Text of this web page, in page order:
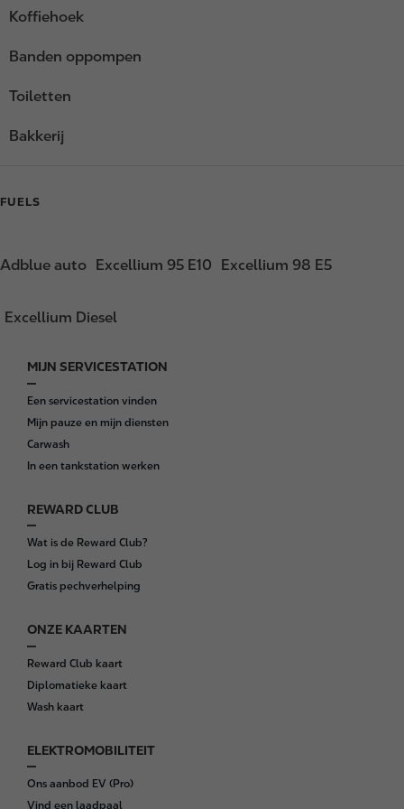
Koffiehoek
Banden oppompen
Toiletten
Bakkerij
FUELS
Adblue auto Excellium 95 E10 Excellium 98 E5
Excellium Diesel
F
o
o
t
e
MIJN SERVICESTATION
Een servicestation vinden
Mijn pauze en mijn diensten
Carwash
In een tankstation werken
REWARD CLUB
Wat is de Reward Club?
Log in bij Reward Club
Gratis pechverhelping
ONZE KAARTEN
Reward Club kaart
Diplomatieke kaart
Wash kaart
ELEKTROMOBILITEIT
Ons aanbod EV (Pro)
Vind een laadpaal